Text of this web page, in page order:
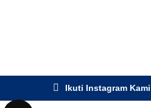
Ikuti Instagram